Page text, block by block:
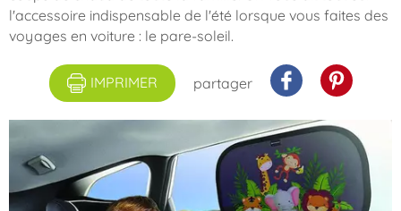
l'accessoire indispensable de l'été lorsque vous faites des
voyages en voiture : le pare-soleil.
IMPRIMER partager